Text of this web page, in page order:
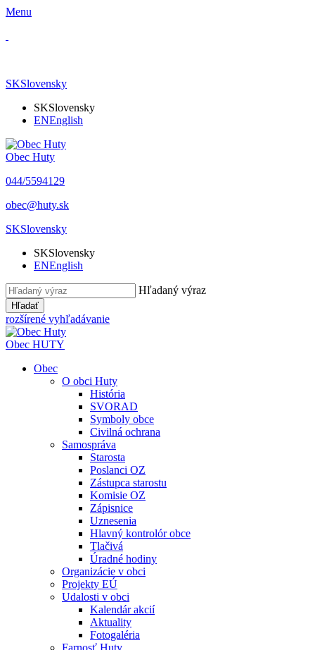
Menu
SKSlovensky
SKSlovensky
ENEnglish
Obec Huty
​044/5594129
​obec@huty.sk
SKSlovensky
SKSlovensky
ENEnglish
Hľadaný výraz
Hľadať
rozšírené vyhľadávanie
Obec HUTY
Obec
O obci Huty
História
SVORAD
Symboly obce
Civilná ochrana
Samospráva
Starosta
Poslanci OZ
Zástupca starostu
Komisie OZ
Zápisnice
Uznesenia
Hlavný kontrolór obce
Tlačivá
Úradné hodiny
Organizácie v obci
Projekty EÚ
Udalosti v obci
Kalendár akcií
Aktuality
Fotogaléria
Farnosť Huty